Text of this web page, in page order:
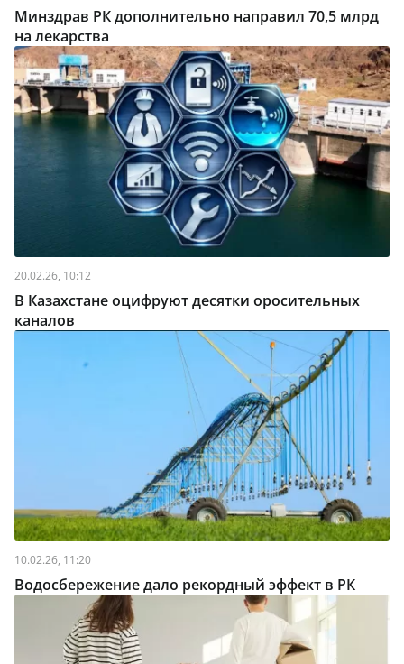
Минздрав РК дополнительно направил 70,5 млрд
на лекарства
20.02.26, 10:12
В Казахстане оцифруют десятки оросительных
каналов
10.02.26, 11:20
Водосбережение дало рекордный эффект в РК